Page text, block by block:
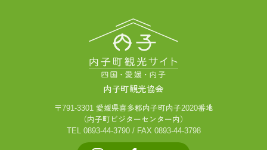
内子町観光協会
〒791-3301 愛媛県喜多郡内子町内子2020番地
（内子町ビジターセンター内）
TEL 0893-44-3790 / FAX 0893-44-3798